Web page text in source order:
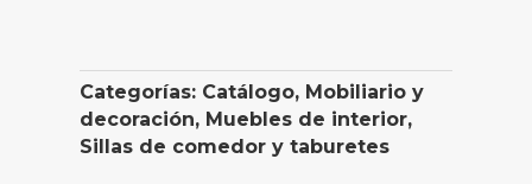
Categorías: Catálogo, Mobiliario y
decoración, Muebles de interior,
Sillas de comedor y taburetes